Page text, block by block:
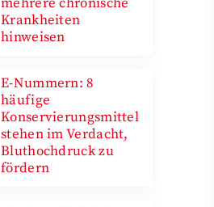
Krankheiten
hinweisen
E-Nummern: 8
häufige
Konservierungsmittel
stehen im Verdacht,
Bluthochdruck zu
fördern